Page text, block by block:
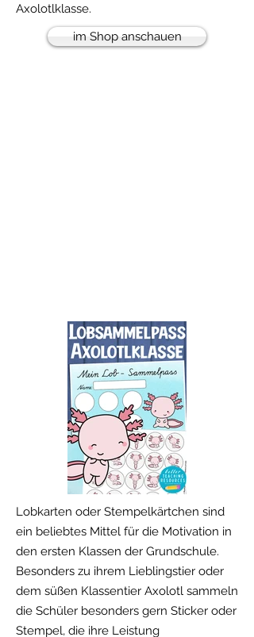
Axolotlklasse.
im Shop anschauen
Lobkarten oder Stempelkärtchen sind
ein beliebtes Mittel für die Motivation in
den ersten Klassen der Grundschule.
Besonders zu ihrem Lieblingstier oder
dem süßen Klassentier Axolotl sammeln
die Schüler besonders gern Sticker oder
Stempel, die ihre Leistung